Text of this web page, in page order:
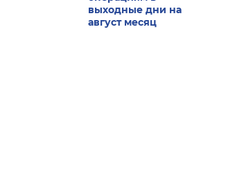
выходные дни на
август месяц